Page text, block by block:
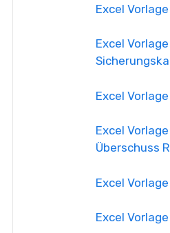
Excel
Excel
Excel
Excel
Überschuss
Excel
Excel